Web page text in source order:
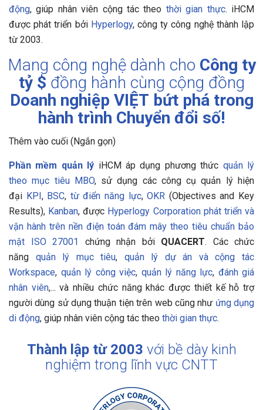
động, giúp nhân viên cộng tác theo thời gian thực. iHCM
được phát triển bởi Hyperlogy, công ty công nghệ thành lập
từ 2003.
Mang công nghệ dành cho Công ty
tỷ $ đồng hành cùng cộng đồng
Doanh nghiệp VIỆT bứt phá trong
hành trình Chuyển đổi số!
Thêm vào cuối (Ngắn gọn)
Phần mềm quản lý iHCM áp dụng phương thức quản lý
theo mục tiêu MBO, sử dụng các công cụ quản lý hiện
đại KPI, BSC, từ điển năng lực,OKR (Objectives and Key
Results), Kanban, được Hyperlogy Corporation phát triển và
vận hành trên nền điện toán đám mây theo tiêu chuẩn bảo
mật ISO 27001
chứng nhận bởi QUACERT. Các chức
năng quản lý mục tiêu, quản lý dự án và cộng tác
Workspace, quản lý công việc, quản lý năng lực, đánh giá
nhân viên,... và nhiều chức năng khác được thiết kế hỗ trợ
người dùng sử dụng thuận tiện trên web cũng như ứng dụng
di động, giúp nhân viên cộng tác theo thời gian thực.
Thành lập từ 2003 với bề dày kinh
nghiệm trong lĩnh vực CNTT